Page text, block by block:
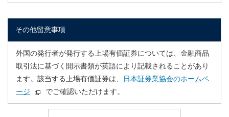
その他留意事項
外国の発行者が発行する上場有価証券については、金融商品
取引法に基づく開示書類が英語により記載されることがあり
ます。該当する上場有価証券は、
日本証券業協会のホームペ
ージ
でご確認いただけます。